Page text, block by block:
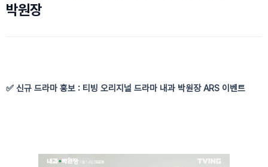
박원장
✅ 신규 드라마 홍보 : 티빙 오리지널 드라마 내과 박원장 ARS 이벤트